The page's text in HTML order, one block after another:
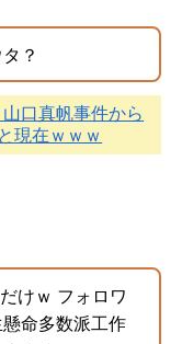
？
口真帆事件から
現在ｗｗｗ
けｗ フォロワ
命多数派工作